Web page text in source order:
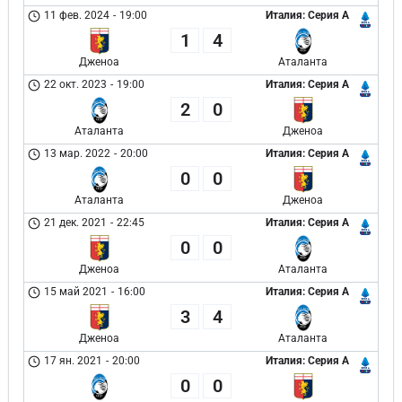
Италия: Серия А
11 фев. 2024 - 19:00
Дженоа
1 4
Аталанта
Италия: Серия А
22 окт. 2023 - 19:00
Аталанта
2 0
Дженоа
Италия: Серия А
13 мар. 2022 - 20:00
Аталанта
0 0
Дженоа
Италия: Серия А
21 дек. 2021 - 22:45
Дженоа
0 0
Аталанта
Италия: Серия А
15 май 2021 - 16:00
Дженоа
3 4
Аталанта
Италия: Серия А
17 ян. 2021 - 20:00
0 0